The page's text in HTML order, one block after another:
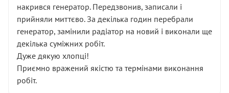
накрився генератор. Передзвонив, записали і
прийняли миттєво. За декілька годин перебрали
генератор, замінили радіатор на новий і виконали ще
декілька суміжних робіт.
Дуже дякую хлопці!
Приємно вражений якістю та термінами виконання
робіт.